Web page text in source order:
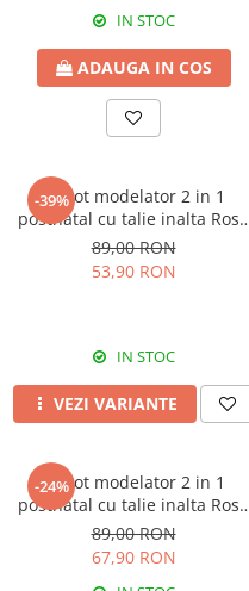
IN STOC
ADAUGA IN COS
-39%
Chilot modelator 2 in 1
postnatal cu talie inalta Rose
Girl
89,00 RON
53,90 RON
IN STOC
VEZI VARIANTE
-24%
Chilot modelator 2 in 1
postnatal cu talie inalta Rose
Girl Black
89,00 RON
67,90 RON